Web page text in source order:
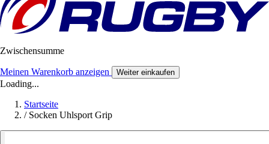
Zwischensumme
Meinen Warenkorb anzeigen Weiter einkaufen
Loading...
Startseite
/ Socken Uhlsport Grip